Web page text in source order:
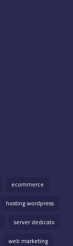
ecommerce
hosting wordpress
server dedicato
web marketing